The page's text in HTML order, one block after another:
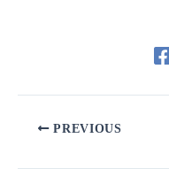
PREVIOUS